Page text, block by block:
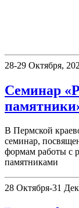
28-29 Октября,
Семинар
В Пермской
семинар,
формам работы с
памятниками
28 Октября-31